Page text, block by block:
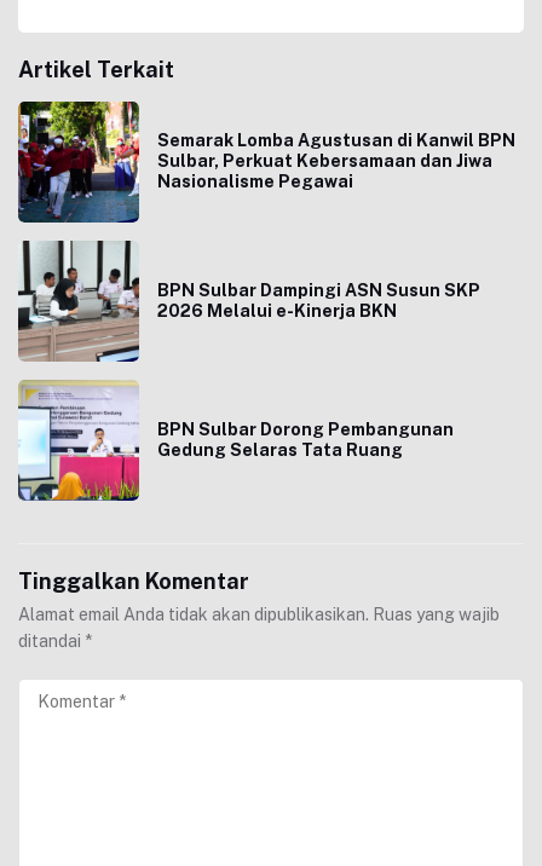
Artikel Terkait
Semarak Lomba Agustusan di Kanwil BPN
Sulbar, Perkuat Kebersamaan dan Jiwa
Nasionalisme Pegawai
BPN Sulbar Dampingi ASN Susun SKP
2026 Melalui e-Kinerja BKN
BPN Sulbar Dorong Pembangunan
Gedung Selaras Tata Ruang
Tinggalkan Komentar
Alamat email Anda tidak akan dipublikasikan. Ruas yang wajib
ditandai *